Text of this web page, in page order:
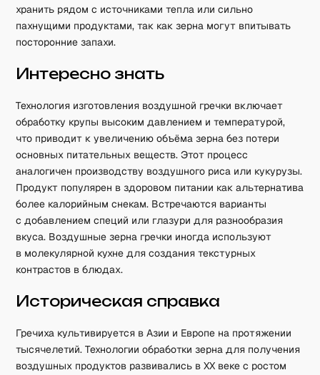
хранить рядом с источниками тепла или сильно
пахнущими продуктами, так как зерна могут впитывать
посторонние запахи.
Интересно знать
Технология изготовления воздушной гречки включает
обработку крупы высоким давлением и температурой,
что приводит к увеличению объёма зерна без потери
основных питательных веществ. Этот процесс
аналогичен производству воздушного риса или кукурузы.
Продукт популярен в здоровом питании как альтернатива
более калорийным снекам. Встречаются варианты
с добавлением специй или глазури для разнообразия
вкуса. Воздушные зерна гречки иногда используют
в молекулярной кухне для создания текстурных
контрастов в блюдах.
Историческая справка
Гречиха культивируется в Азии и Европе на протяжении
тысячелетий. Технологии обработки зерна для получения
воздушных продуктов развивались в XX веке с ростом